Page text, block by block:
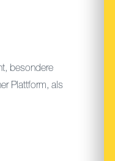
besondere
Plattform, als